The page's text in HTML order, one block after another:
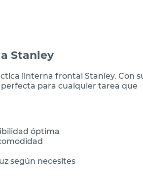
Stanley
linterna frontal Stanley. Con
para cualquier tarea que
óptima
según necesites